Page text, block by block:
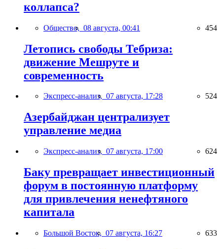
коллапса?
Общество, 08 августа, 00:41 454
Летопись свободы Тебриза:
движение Мешруте и
современность
Экспресс-анализ, 07 августа, 17:28 524
Азербайджан централизует
управление медиа
Экспресс-анализ, 07 августа, 17:00 624
Баку превращает инвестиционный
форум в постоянную платформу
для привлечения ненефтяного
капитала
Большой Восток, 07 августа, 16:27 633